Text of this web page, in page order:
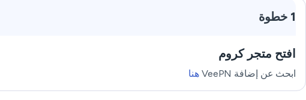
1 خطوة
افتح متجر كروم
ابحث عن إضافة VeePN هنا